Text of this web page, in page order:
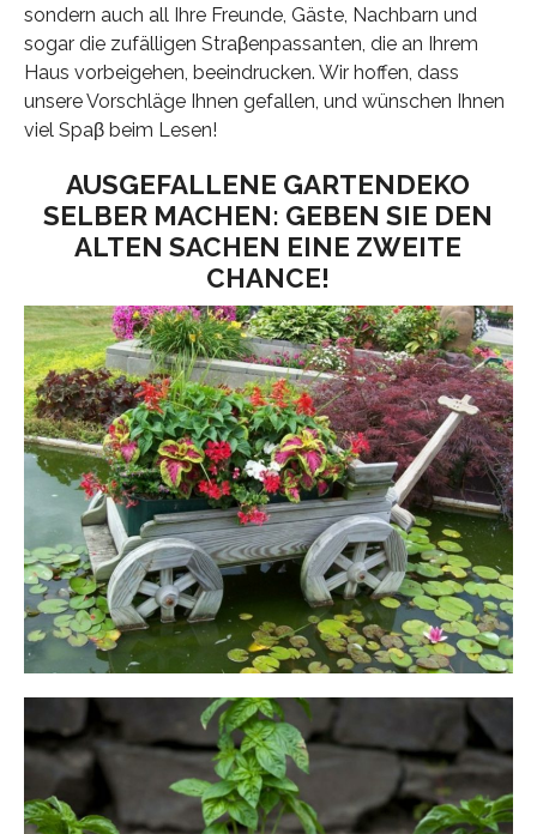
sondern auch all Ihre Freunde, Gäste, Nachbarn und
sogar die zufälligen Straβenpassanten, die an Ihrem
Haus vorbeigehen, beeindrucken. Wir hoffen, dass
unsere Vorschläge Ihnen gefallen, und wünschen Ihnen
viel Spaβ beim Lesen!
AUSGEFALLENE GARTENDEKO
SELBER MACHEN: GEBEN SIE DEN
ALTEN SACHEN EINE ZWEITE
CHANCE!